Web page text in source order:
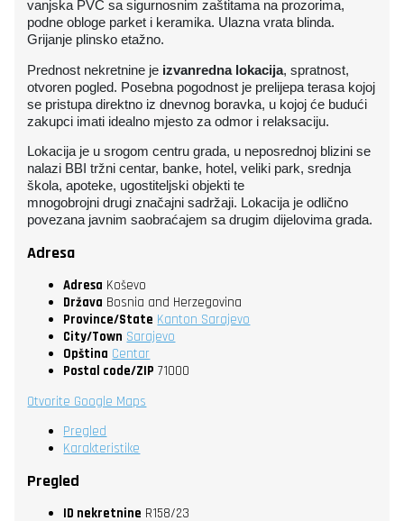
vanjska PVC sa sigurnosnim zaštitama na prozorima,
podne obloge parket i keramika. Ulazna vrata blinda.
Grijanje plinsko etažno.
Prednost nekretnine je izvanredna lokacija, spratnost,
otvoren pogled. Posebna pogodnost je prelijepa terasa kojoj
se pristupa direktno iz dnevnog boravka, u kojoj će budući
zakupci imati idealno mjesto za odmor i relaksaciju.
Lokacija je u srogom centru grada, u neposrednoj blizini se
nalazi BBI tržni centar, banke, hotel, veliki park, srednja
škola, apoteke, ugostiteljski objekti te
mnogobrojni drugi značajni sadržaji. Lokacija je odlično
povezana javnim saobraćajem sa drugim dijelovima grada.
Adresa
Adresa Koševo
Država Bosnia and Herzegovina
Province/State Kanton Sarajevo
City/Town Sarajevo
Opština Centar
Postal code/ZIP 71000
Otvorite Google Maps
Pregled
Karakteristike
Pregled
ID nekretnine R158/23